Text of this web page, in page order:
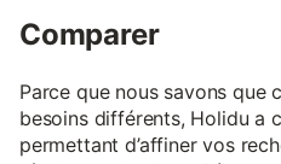
Comparer
Parce que nous savons que
besoins différents, Holidu a
permettant d’affiner vos